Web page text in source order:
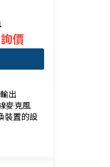
價
出
麥克風
裝置的設